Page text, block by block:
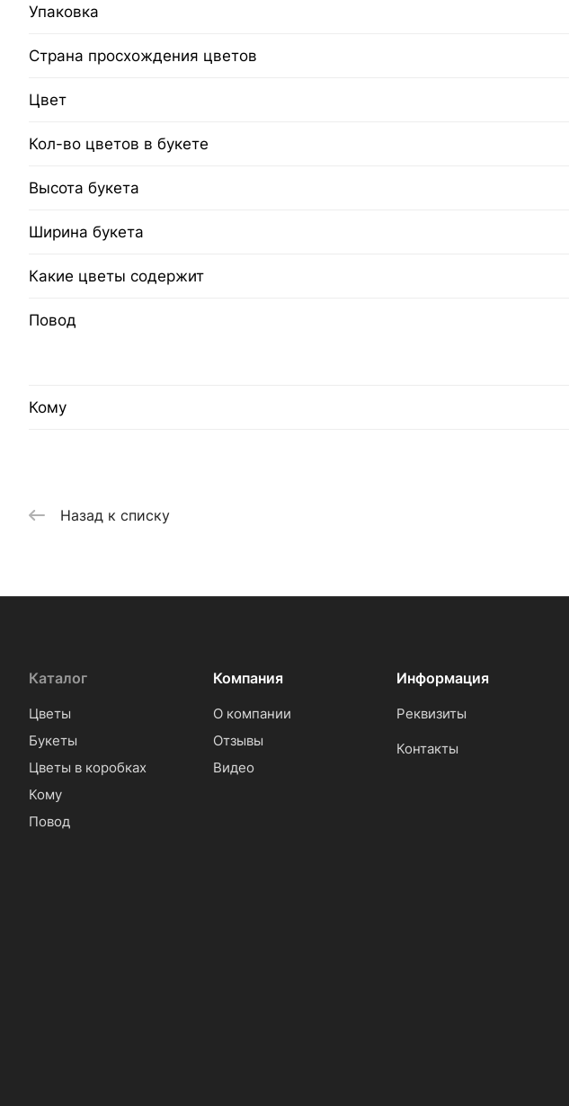
Упаковка
Страна просхождения цветов
Цвет
Кол-во цветов в букете
Высота букета
Ширина букета
Какие цветы содержит
Повод
Кому
Назад к списку
Каталог
Цветы
Букеты
Цветы в коробках
Кому
Повод
Компания
О компании
Отзывы
Видео
Информация
Реквизиты
Контакты